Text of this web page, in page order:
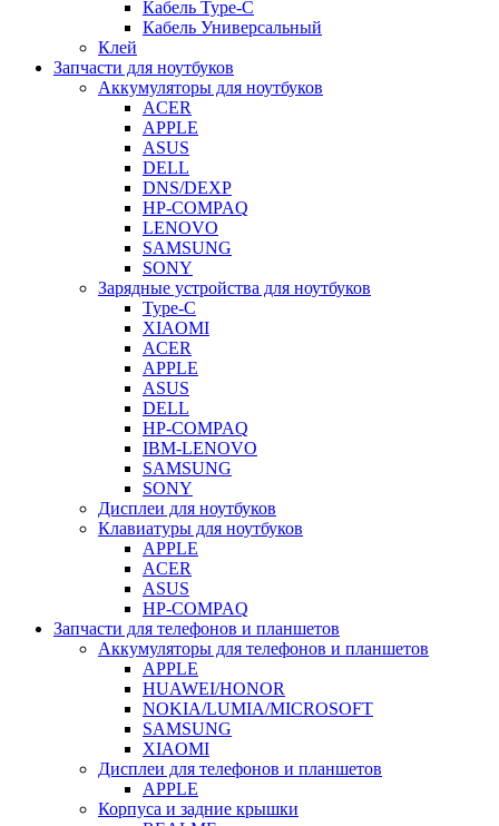
Кабель Type-C
Кабель Универсальный
Клей
Запчасти для ноутбуков
Аккумуляторы для ноутбуков
ACER
APPLE
ASUS
DELL
DNS/DEXP
HP-COMPAQ
LENOVO
SAMSUNG
SONY
Зарядные устройства для ноутбуков
Type-C
XIAOMI
ACER
APPLE
ASUS
DELL
HP-COMPAQ
IBM-LENOVO
SAMSUNG
SONY
Дисплеи для ноутбуков
Клавиатуры для ноутбуков
APPLE
ACER
ASUS
HP-COMPAQ
Запчасти для телефонов и планшетов
Аккумуляторы для телефонов и планшетов
APPLE
HUAWEI/HONOR
NOKIA/LUMIA/MICROSOFT
SAMSUNG
XIAOMI
Дисплеи для телефонов и планшетов
APPLE
Корпуса и задние крышки